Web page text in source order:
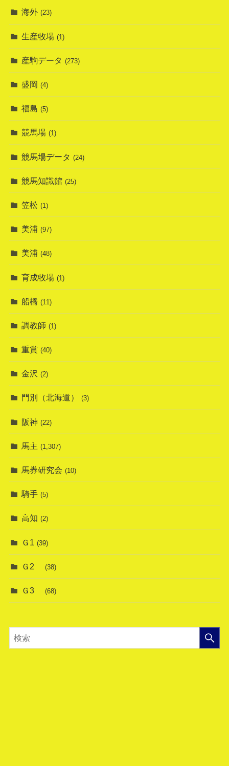
海外 (23)
生産牧場 (1)
産駒データ (273)
盛岡 (4)
福島 (5)
競馬場 (1)
競馬場データ (24)
競馬知識館 (25)
笠松 (1)
美浦 (97)
美浦 (48)
育成牧場 (1)
船橋 (11)
調教師 (1)
重賞 (40)
金沢 (2)
門別（北海道） (3)
阪神 (22)
馬主 (1,307)
馬券研究会 (10)
騎手 (5)
高知 (2)
Ｇ1 (39)
Ｇ2 (38)
Ｇ3 (68)